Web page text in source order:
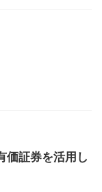
価証券を活用し